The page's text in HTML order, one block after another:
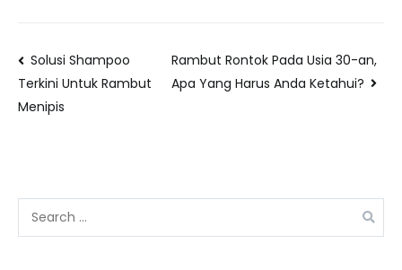
Solusi Shampoo
Terkini Untuk Rambut
Menipis
Rambut Rontok Pada Usia 30-an,
Apa Yang Harus Anda Ketahui?